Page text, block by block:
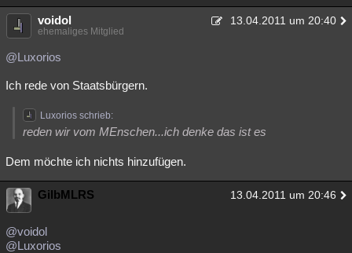
voidol 13.04.2011 um 20:40
ehemaliges Mitglied
@Luxorios
Ich rede von Staatsbürgern.
Luxorios schrieb:
reden wir vom MEnschen...ich denke das ist es
Dem möchte ich nichts hinzufügen.
GilbMLRS 13.04.2011 um 20:46
@voidol
@Luxorios